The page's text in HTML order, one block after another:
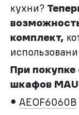
кухни?
комплект,
При
шкафов
AEOF6060B